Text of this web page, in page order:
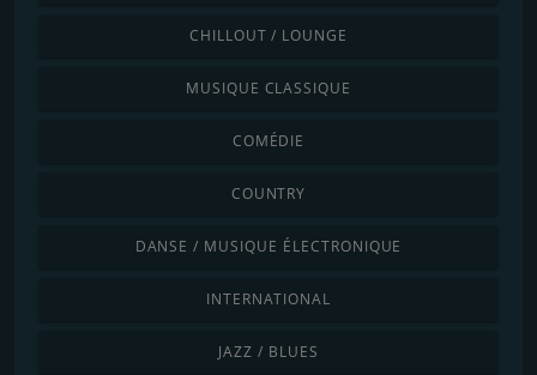
CHILLOUT / LOUNGE
MUSIQUE CLASSIQUE
COMÉDIE
COUNTRY
DANSE / MUSIQUE ÉLECTRONIQUE
INTERNATIONAL
JAZZ / BLUES